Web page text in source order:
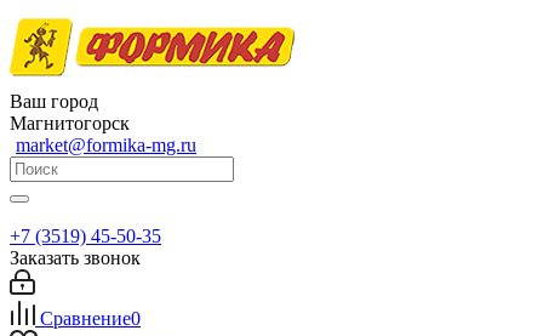
Ваш город
Магнитогорск
market@formika-mg.ru
+7 (3519) 45-50-35
Заказать звонок
Сравнение0